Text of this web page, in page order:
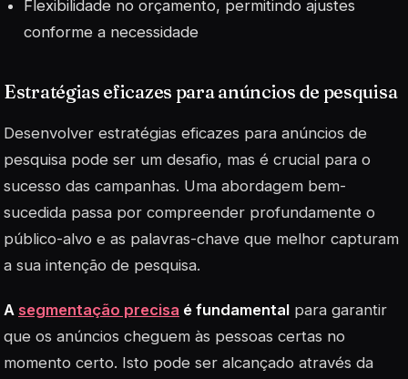
Flexibilidade no orçamento, permitindo ajustes
conforme a necessidade
Estratégias eficazes para anúncios de pesquisa
Desenvolver estratégias eficazes para anúncios de
pesquisa pode ser um desafio, mas é crucial para o
sucesso das campanhas. Uma abordagem bem-
sucedida passa por compreender profundamente o
público-alvo e as palavras-chave que melhor capturam
a sua intenção de pesquisa.
A segmentação precisa é fundamental para garantir
que os anúncios cheguem às pessoas certas no
momento certo. Isto pode ser alcançado através da